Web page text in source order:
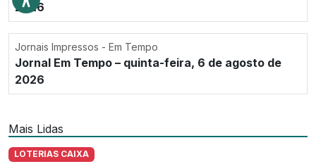
2026
Jornais Impressos - Em Tempo
Jornal Em Tempo – quinta-feira, 6 de agosto de
2026
Mais Lidas
LOTERIAS CAIXA